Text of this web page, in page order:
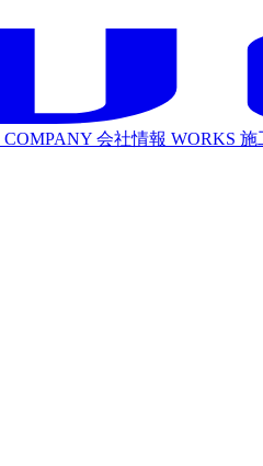
COMPANY 会社情報 WORKS 施